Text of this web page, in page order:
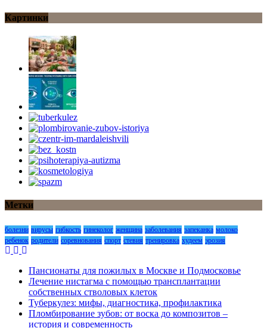
Картинки
Метки
болезни вирусы гибкость гинеколог женщина заболевания запеканка молоко
ребенок родители соревнования спорт стевия тренировка худеем эрозия
Пансионаты для пожилых в Москве и Подмосковье
Лечение нистагма с помощью трансплантации
собственных стволовых клеток
Туберкулез: мифы, диагностика, профилактика
Пломбирование зубов: от воска до композитов –
история и современность